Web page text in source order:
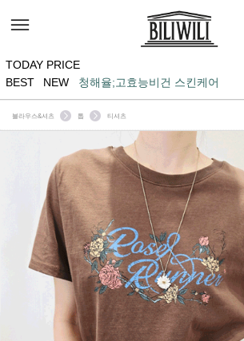
TODAY PRICE
BEST
NEW 청해율;고효능비건 스킨케어
블라우스&셔츠 톱 티셔츠